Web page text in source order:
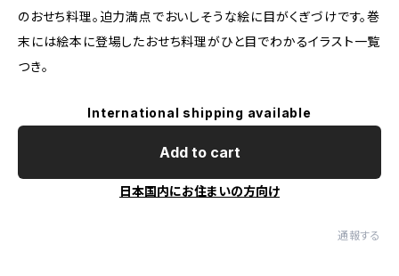
のおせち料理。迫力満点でおいしそうな絵に目がくぎづけです。巻
末には絵本に登場したおせち料理がひと目でわかるイラスト一覧
つき。
International shipping available
Add to cart
日本国内にお住まいの方向け
通報する